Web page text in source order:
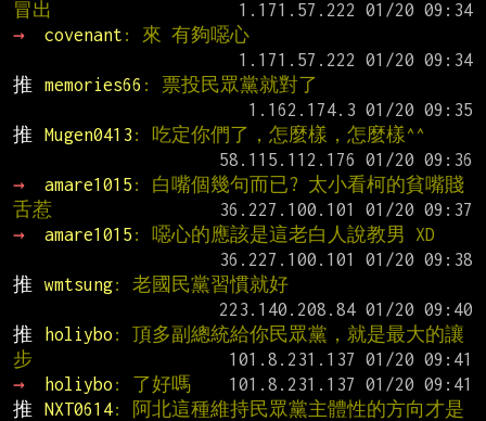
冒出
→
covenant : 來 有夠噁心
推
memories66 : 票投民眾黨就對了
推
Mugen0413 : 吃定你們了，怎麼樣，怎麼樣^^
→
amare1015 : 白嘴個幾句而已? 太小看柯的貧嘴賤
舌惹
→
amare1015 : 噁心的應該是這老白人說教男 XD
推
wmtsung: 老國民黨習慣就好
推
holiybo : 頂多副總統給你民眾黨，就是最大的讓
步
→
holiybo : 了好嗎
推
NXT0614: 阿北這種維持民眾黨主體性的方向才是